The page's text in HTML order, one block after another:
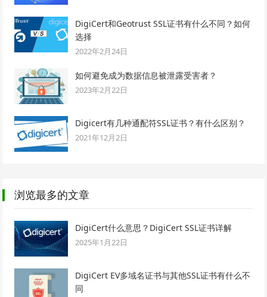
DigiCert和Geotrust SSL证书有什么不同？如何
选择
2022年2月24日
如何避免成为数据信息被泄露受害者？
2023年2月22日
Digicert有几种通配符SSL证书？有什么区别？
2021年12月2日
浏览最多的文章
DigiCert什么意思？DigiCert SSL证书详解
2025年1月22日
DigiCert EV多域名证书与其他SSL证书有什么不
同